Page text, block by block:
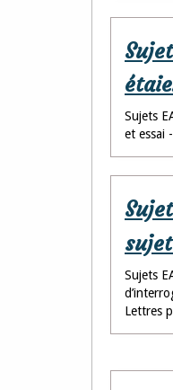
Sujets
et essai
Sujets
Lettres